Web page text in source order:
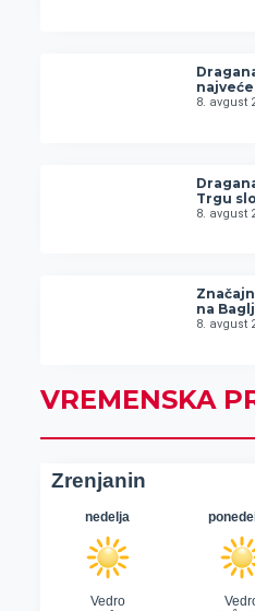
8. avgust
Trgu
8. avgust
na
8. avgust
VREMENSKA